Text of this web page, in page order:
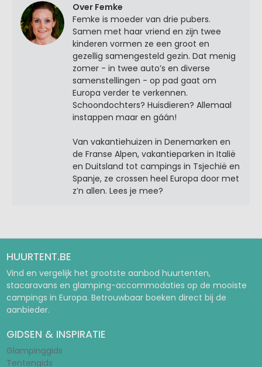
Over Femke
Femke is moeder van drie pubers.
Samen met haar vriend en zijn twee
kinderen vormen ze een groot en
gezellig samengesteld gezin. Dat menig
zomer - in twee auto’s en diverse
samenstellingen - op pad gaat om
Europa verder te verkennen.
Schoondochters? Huisdieren? Allemaal
instappen maar en gáán!
Van vakantiehuizen in Denemarken en
de Franse Alpen, vakantieparken in Italië
en Duitsland tot campings in Tsjechië en
Spanje, ze crossen heel Europa door met
z’n allen. Lees je mee?
HUURTENT.BE
Vind en vergelijk het grootste aanbod huurtenten,
stacaravans en glamping-accommodaties op de mooiste
campings in Europa. Betrouwbaar boeken direct bij de
aanbieder.
GIDSEN & INSPIRATIE
Glampinggids
Tentengids